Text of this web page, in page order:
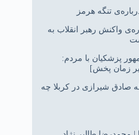
تنگه هرمز
واکنش رهبر انقلاب به
پزشکیان با مردم:
صادق شیرازی در کربلا چه